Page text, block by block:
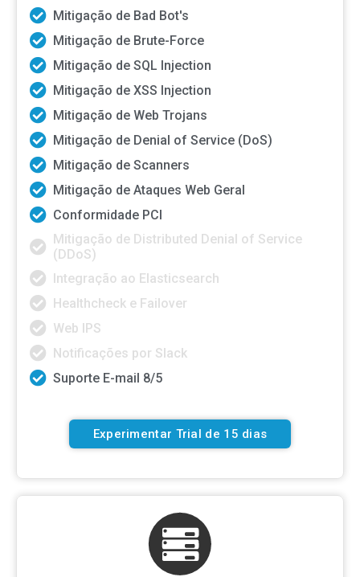
Mitigação de Bad Bot's
Mitigação de Brute-Force
Mitigação de SQL Injection
Mitigação de XSS Injection
Mitigação de Web Trojans
Mitigação de Denial of Service (DoS)
Mitigação de Scanners
Mitigação de Ataques Web Geral
Conformidade PCI
Mitigação de Distributed Denial of Service
(DDoS)
Integração ao Elasticsearch
Healthcheck e Failover
Web IPS
Notificações por Slack
Suporte E-mail 8/5
Experimentar Trial de 15 dias